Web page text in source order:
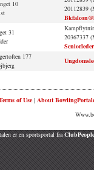
10
20112839
31
20367337
177
of Use| About
er en sportsportal fra